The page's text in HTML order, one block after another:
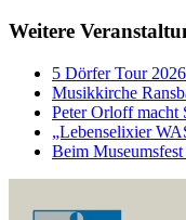
Weitere
5 Dörfer Tour 2026
Musikkirche
Peter Orloff macht
„Lebenselixier
Beim